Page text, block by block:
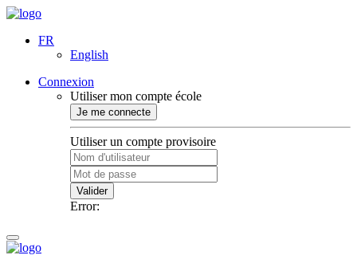
FR
English
Connexion
Utiliser mon compte école
Je me connecte
Utiliser un compte provisoire
Valider
Error: